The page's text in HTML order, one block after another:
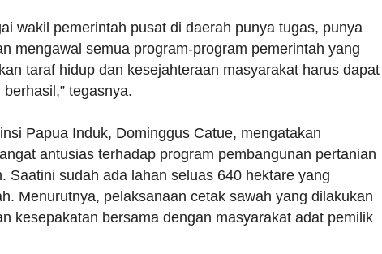
wakil pemerintah pusat di daerah punya tugas, punya
mengawal semua program-program pemerintah yang
taraf hidup dan kesejahteraan masyarakat harus dapat
tegasnya.
Papua Induk, Dominggus Catue, mengatakan
antusias terhadap program pembangunan pertanian
Saatini sudah ada lahan seluas 640 hektare yang
Menurutnya, pelaksanaan cetak sawah yang dilakukan
kesepakatan bersama dengan masyarakat adat pemilik